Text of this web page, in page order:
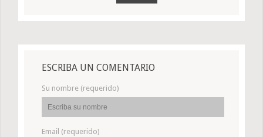
ESCRIBA UN COMENTARIO
Su nombre (requerido)
Email (requerido)